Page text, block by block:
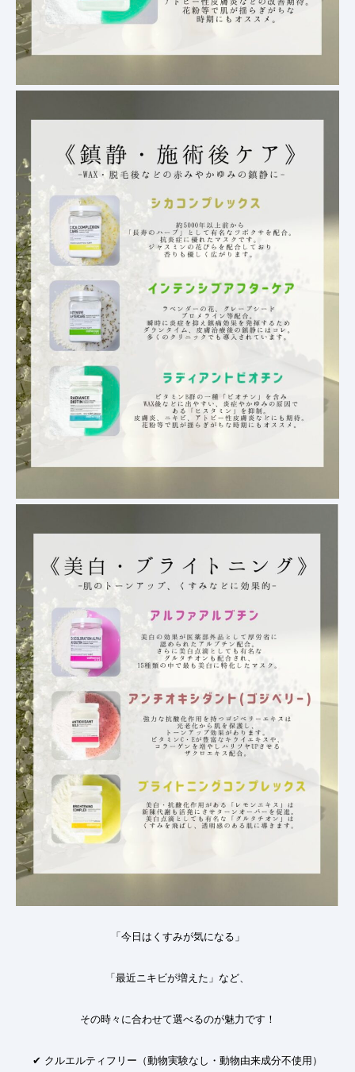
「今日はくすみが気になる」
「最近ニキビが増えた」など、
その時々に合わせて選べるのが魅力です ！
✔ クルエルティフリー（動物実験なし・動物由来成分不使用）